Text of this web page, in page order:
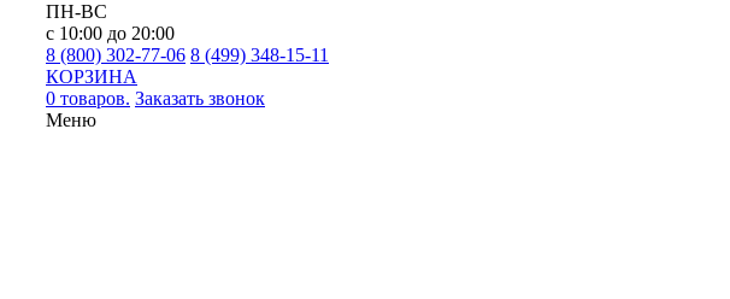
ПН-ВС
с 10:00 до 20:00
8 (800) 302-77-06 8 (499) 348-15-11
КОРЗИНА
0 товаров. Заказать звонок
Меню